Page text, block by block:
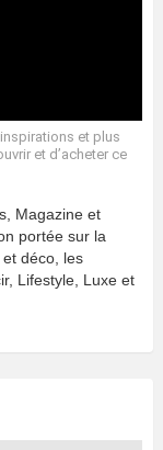
et plus
et d’acheter ce
Magazine et
portée sur la
déco, les
Lifestyle, Luxe et